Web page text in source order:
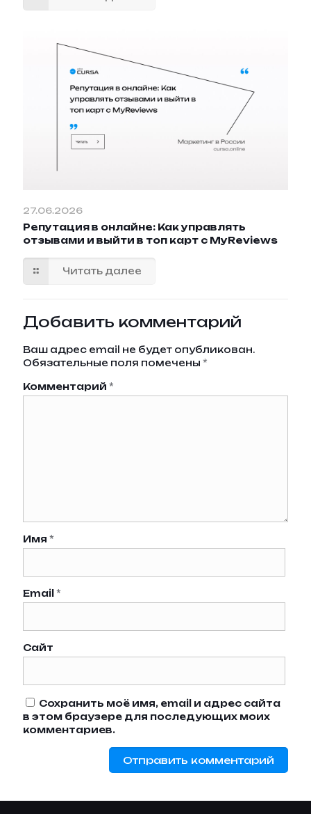
27.06.2026
Репутация в онлайне: Как управлять
отзывами и выйти в топ карт с MyReviews
Читать далее
Добавить комментарий
Ваш адрес email не будет опубликован.
Обязательные поля помечены *
Комментарий *
Имя *
Email *
Сайт
Сохранить моё имя, email и адрес сайта
в этом браузере для последующих моих
комментариев.